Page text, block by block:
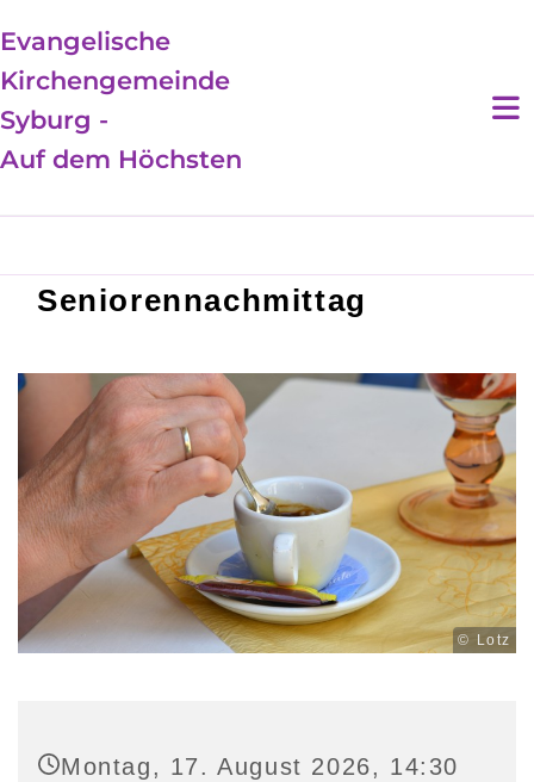
Evangelische
Kirchengemeinde
Syburg -
Auf dem Höchsten
Seniorennachmittag
© Lotz
Montag, 17. August 2026, 14:30